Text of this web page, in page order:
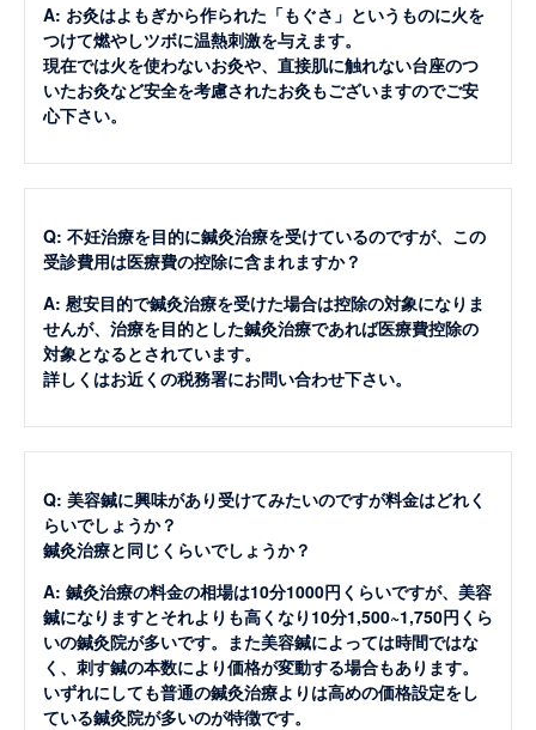
A: お灸はよもぎから作られた「もぐさ」というものに火を
つけて燃やしツボに温熱刺激を与えます。
現在では火を使わないお灸や、直接肌に触れない台座のつ
いたお灸など安全を考慮されたお灸もございますのでご安
心下さい。
Q: 不妊治療を目的に鍼灸治療を受けているのですが、この
受診費用は医療費の控除に含まれますか？
A: 慰安目的で鍼灸治療を受けた場合は控除の対象になりま
せんが、治療を目的とした鍼灸治療であれば医療費控除の
対象となるとされています。
詳しくはお近くの税務署にお問い合わせ下さい。
Q: 美容鍼に興味があり受けてみたいのですが料金はどれく
らいでしょうか？
鍼灸治療と同じくらいでしょうか？
A: 鍼灸治療の料金の相場は10分1000円くらいですが、美容
鍼になりますとそれよりも高くなり10分1,500~1,750円くら
いの鍼灸院が多いです。また美容鍼によっては時間ではな
く、刺す鍼の本数により価格が変動する場合もあります。
いずれにしても普通の鍼灸治療よりは高めの価格設定をし
ている鍼灸院が多いのが特徴です。